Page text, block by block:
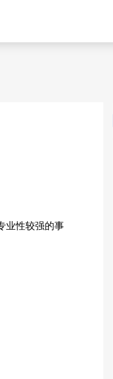
业性较强的事